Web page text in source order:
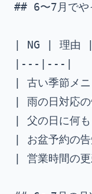
## 6〜7月でや
| NG | 理由 |
|---|---|
| 古い季節メ
| 雨の日対応
| 父の日に何
| お盆予約の
| 営業時間の